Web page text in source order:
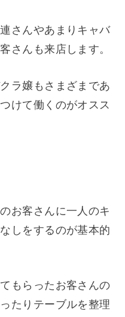
さんやあまりキャバ
さんも来店します。
ラ嬢もさまざまであ
けて働くのがオスス
お客さんに一人のキ
しをするのが基本的
もらったお客さんの
たりテーブルを整理